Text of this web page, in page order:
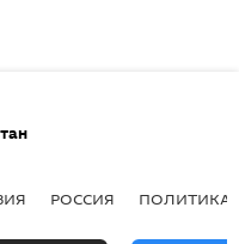
РОССИЯ ПОЛИТИКА